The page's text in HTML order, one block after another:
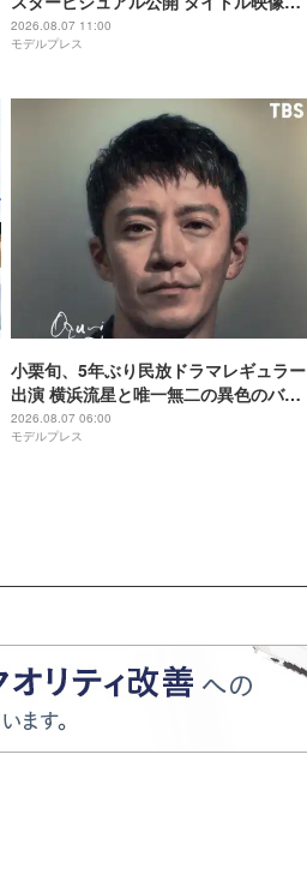
当・ドラマの語りも決定
2026.08.07 11:00
モデルプレス
小栗旬、5年ぶり民放ドラマレギュラー
出演 横浜流星と唯一無二の異色のバデ
ィで初共演【LOST10】
2026.08.07 06:00
モデルプレス